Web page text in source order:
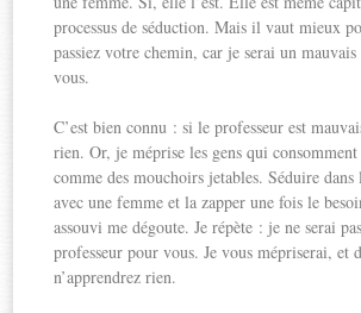
processus de séduction. Mais il vaut mieux
passiez votre chemin, car je serai un
vous.
C’est bien connu : si le professeur est
rien. Or, je méprise les gens qui
comme des mouchoirs jetables. Séduire
avec une femme et la zapper une fois le
assouvi me dégoute. Je répète : je ne serai
professeur pour vous. Je vous mépriserai, et
n’apprendrez rien.